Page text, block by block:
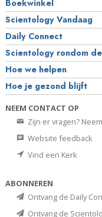
Boekwinkel
Scientology Vandaag
Daily Connect
Scientology rondom
Hoe we helpen
Hoe je gezond blijft
NEEM CONTACT OP
Zijn er vragen?
Website feedback
Vind een Kerk
ABONNEREN
Ontvang de Daily
Ontvang de